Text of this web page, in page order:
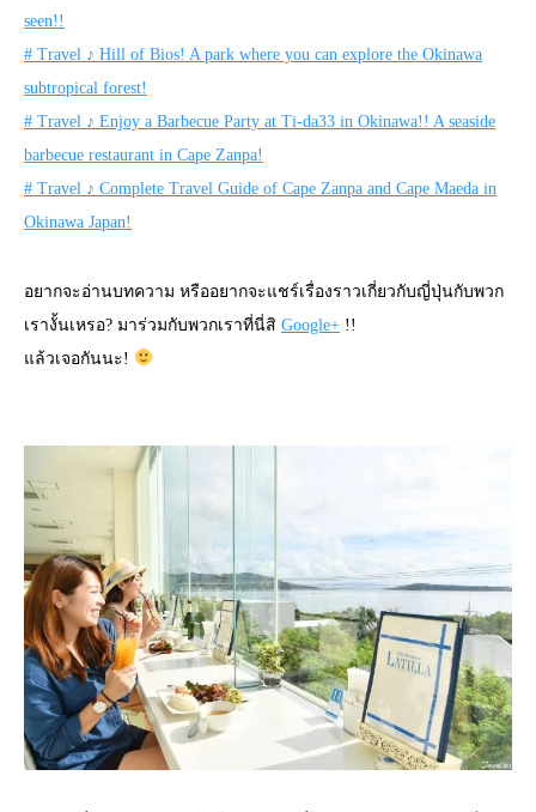
seen!!
# Travel ♪ Hill of Bios! A park where you can explore the Okinawa
subtropical forest!
# Travel ♪ Enjoy a Barbecue Party at Ti-da33 in Okinawa!! A seaside
barbecue restaurant in Cape Zanpa!
# Travel ♪ Complete Travel Guide of Cape Zanpa and Cape Maeda in
Okinawa Japan!
อยากจะอ่านบทความ หรืออยากจะแชร์เรื่องราวเกี่ยวกับญี่ปุ่นกับพวก
เรางั้นเหรอ? มาร่วมกับพวกเราที่นี่สิ Google+ !!
แล้วเจอกันนะ!